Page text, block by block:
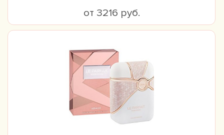
от 3216 руб.